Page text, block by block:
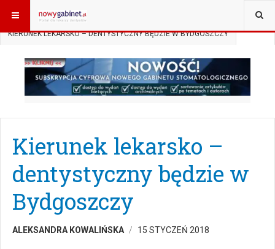
JESTEŚ TUTAJ: START
KIERUNEK LEKARSKO – DENTYSTYCZNY BĘDZIE W BYDGOSZCZY
Kierunek lekarsko –
dentystyczny będzie w
Bydgoszczy
ALEKSANDRA KOWALIŃSKA 15 STYCZEŃ 2018